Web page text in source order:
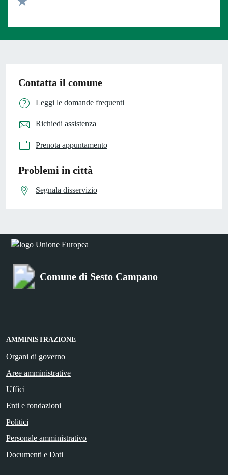
Contatta il comune
Leggi le domande frequenti
Richiedi assistenza
Prenota appuntamento
Problemi in città
Segnala disservizio
Comune di Sesto Campano
AMMINISTRAZIONE
Organi di governo
Aree amministrative
Uffici
Enti e fondazioni
Politici
Personale amministrativo
Documenti e Dati